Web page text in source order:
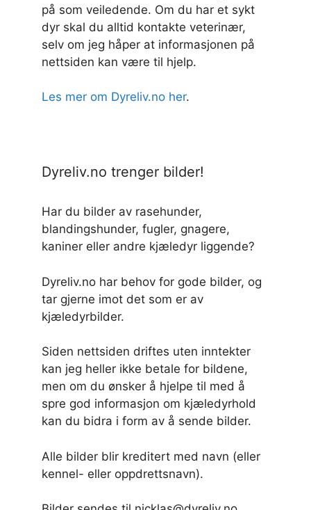
på som veiledende. Om du har et sykt
dyr skal du alltid kontakte veterinær,
selv om jeg håper at informasjonen på
nettsiden kan være til hjelp.
Les mer om Dyreliv.no her.
Dyreliv.no trenger bilder!
Har du bilder av rasehunder,
blandingshunder, fugler, gnagere,
kaniner eller andre kjæledyr liggende?
Dyreliv.no har behov for gode bilder, og
tar gjerne imot det som er av
kjæledyrbilder.
Siden nettsiden driftes uten inntekter
kan jeg heller ikke betale for bildene,
men om du ønsker å hjelpe til med å
spre god informasjon om kjæledyrhold
kan du bidra i form av å sende bilder.
Alle bilder blir kreditert med navn (eller
kennel- eller oppdrettsnavn).